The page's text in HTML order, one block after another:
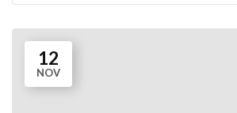
12
NOV